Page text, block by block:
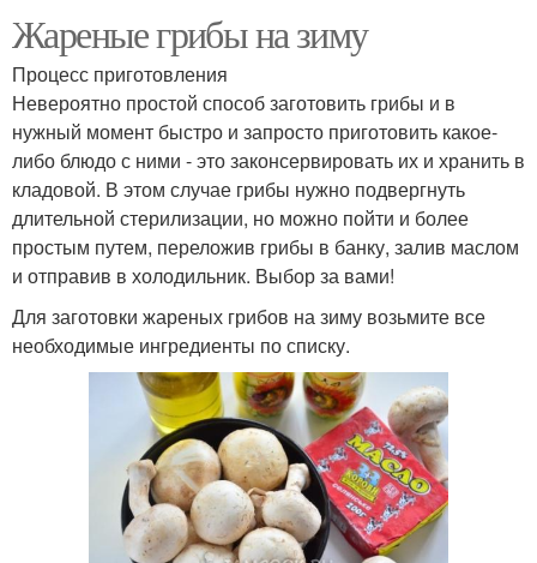
Жареные грибы на зиму
Процесс приготовления
Невероятно простой способ заготовить грибы и в
нужный момент быстро и запросто приготовить какое-
либо блюдо с ними - это законсервировать их и хранить в
кладовой. В этом случае грибы нужно подвергнуть
длительной стерилизации, но можно пойти и более
простым путем, переложив грибы в банку, залив маслом
и отправив в холодильник. Выбор за вами!
Для заготовки жареных грибов на зиму возьмите все
необходимые ингредиенты по списку.